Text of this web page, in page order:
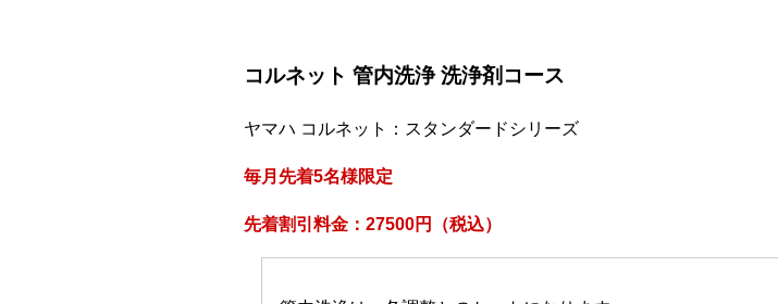
コルネット 管内洗浄 洗浄剤コース
ヤマハ コルネット：スタンダードシリーズ
毎月先着5名様限定
先着割引料金：27500円（税込）